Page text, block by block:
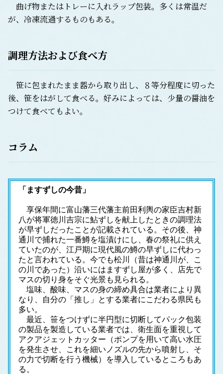
曲げ物またはトレーに入れラップ包装。多くは常温だ
が、冷凍流通するものもある。
調理方法および食べ方
笹に包まれたまま器から取り出し、８等分程度に切った
後、笹をはがして食べる。好みによっては、少量の醤油を
つけて食べてもよい。
コラム
「ますずしの今昔」
享保年間に富山藩三代藩主前田利輿の家臣吉村新
八が将軍徳川吉宗に鮎ずしを献上したときの調理法
が早ずしだったことが記載されている。その後、神
通川で捕れた一番鱒を塩漬けにし、春の祭礼に供え
ていたのが、江戸期に現代風の鱒の早ずしに代わっ
たと言われている。今でも松川（昔は神通川が、こ
の川であった）沿いにはますずし屋が多く、店先で
マスの切り身をそぐ光景も見られる。
塩味、酸味、マスの身の締め具合は業者により異
なり、自分の「推し」とする業者にこだわる県民も
多い。
最近、笹をつけずに半円型に切断してパック包装
の製品を製造している業者では、衛生面を重視して
アクアジェットカッター（ポンプを用いて高い水圧
を発生させ、これを細いノズルの先から噴射し、そ
の力で切断を行う機械）を導入しているところもあ
る。